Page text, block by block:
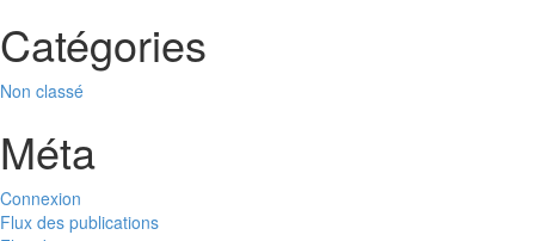
Catégories
Non classé
Méta
Connexion
Flux des publications